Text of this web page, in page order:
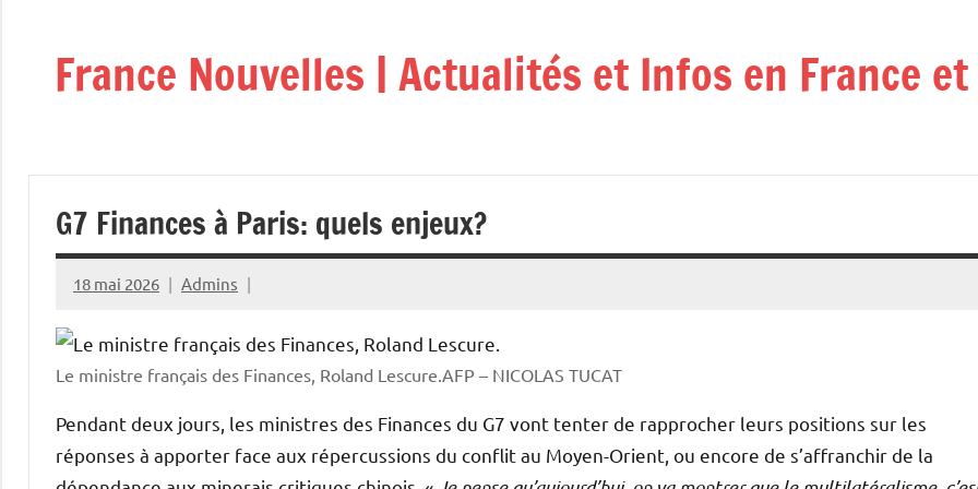
contenuFrance Nouvelles | Actualités et Infos en France
G7 Finances à Paris: quels enjeux?
18 mai 2026 Admins
Le ministre français des Finances, Roland Lescure.AFP – NICOLAS TUCAT
Pendant deux jours, les ministres des Finances du G7 vont tenter de rapprocher leurs positions sur les
réponses à apporter face aux répercussions du conflit au Moyen-Orient, ou encore de s’affranchir de la